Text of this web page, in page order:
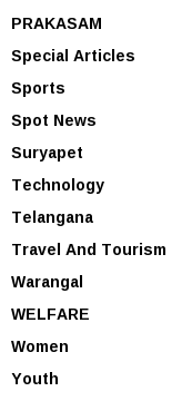
PRAKASAM
Special Articles
Sports
Spot News
Suryapet
Technology
Telangana
Travel And Tourism
Warangal
WELFARE
Women
Youth